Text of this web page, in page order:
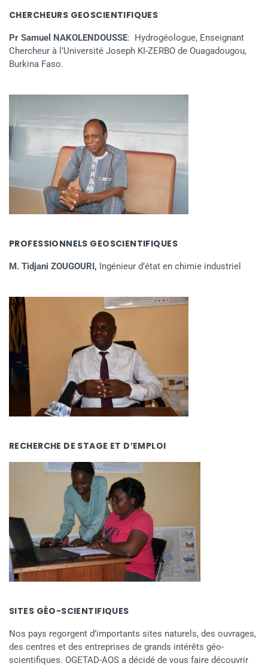
CHERCHEURS GEOSCIENTIFIQUES
Pr Samuel NAKOLENDOUSSE: Hydrogéologue, Enseignant
Chercheur à l’Université Joseph KI-ZERBO de Ouagadougou,
Burkina Faso.
PROFESSIONNELS GEOSCIENTIFIQUES
M. Tidjani ZOUGOURI, Ingénieur d’état en chimie industriel
RECHERCHE DE STAGE ET D’EMPLOI
SITES GÉO-SCIENTIFIQUES
Nos pays regorgent d’importants sites naturels, des ouvrages,
des centres et des entreprises de grands intérêts géo-
scientifiques. OGETAD-AOS a décidé de vous faire découvrir